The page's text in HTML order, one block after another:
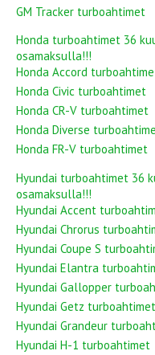
GM Tracker turboahtimet
Honda turboahtimet 36
osamaksulla!!!
Honda Accord
Honda Civic turboahtimet
Honda CR-V turboahtimet
Honda Diverse
Honda FR-V turboahtimet
Hyundai turboahtimet 36
osamaksulla!!!
Hyundai Accent
Hyundai Chrorus
Hyundai Coupe S
Hyundai Elantra
Hyundai Gallopper
Hyundai Getz turboahtimet
Hyundai Grandeur
Hyundai H-1 turboahtimet